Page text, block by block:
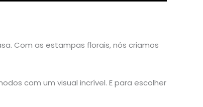
Com as estampas florais, nós criamos
com um visual incrível. E para escolher